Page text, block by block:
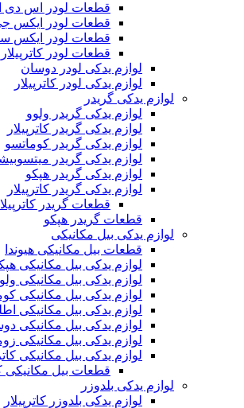
قطعات لودر اس دی ال جی
قطعات لودر ایکس جی ام ای
قطعات لودر ایکس سی ام جی xcmg
قطعات لودر کاترپیلار
لوازم یدکی لودر دوسان
لوازم یدکی لودر کاترپیلار
لوازم یدکی گریدر
لوازم یدکی گریدر ولوو
لوازم یدکی گریدر کاترپیلار
لوازم یدکی گریدر کوماتسو
لوازم یدکی گریدر میتسوبیشی
لوازم یدکی گریدر هپکو
لوازم یدکی گریدر کاترپیلار
قطعات گریدر کاترپیلار
قطعات گریدر هپکو
لوازم یدکی بیل مکانیکی
قطعات بیل مکانیکی هیوندا
لوازم یدکی بیل مکانیکی هپکو
لوازم یدکی بیل مکانیکی ولوو
لوازم یدکی بیل مکانیکی کوماتسو
لوازم یدکی بیل مکانیکی اطلس
لوازم یدکی بیل مکانیکی دوسان
لوازم یدکی بیل مکانیکی زوملاین
لوازم یدکی بیل مکانیکی کاترپیلار
قطعات بیل مکانیکی کاترپیلار
لوازم یدکی بلدوزر
لوازم یدکی بلدوزر کاترپیلار